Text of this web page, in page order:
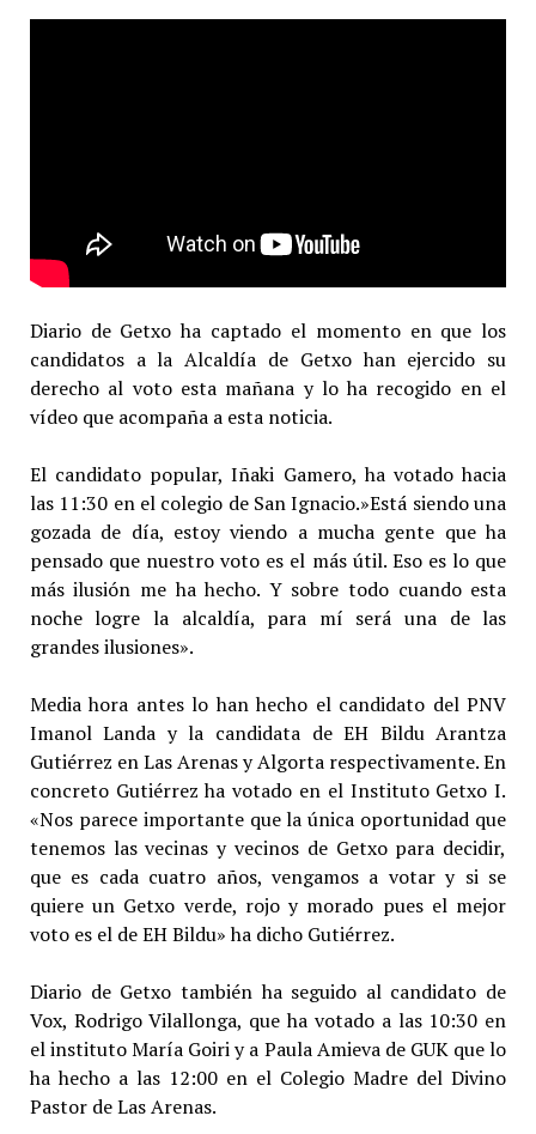
Diario de Getxo ha captado el momento en que los
candidatos a la Alcaldía de Getxo han ejercido su
derecho al voto esta mañana y lo ha recogido en el
vídeo que acompaña a esta noticia.
El candidato popular, Iñaki Gamero, ha votado hacia
las 11:30 en el colegio de San Ignacio.»Está siendo una
gozada de día, estoy viendo a mucha gente que ha
pensado que nuestro voto es el más útil. Eso es lo que
más ilusión me ha hecho. Y sobre todo cuando esta
noche logre la alcaldía, para mí será una de las
grandes ilusiones».
Media hora antes lo han hecho el candidato del PNV
Imanol Landa y la candidata de EH Bildu Arantza
Gutiérrez en Las Arenas y Algorta respectivamente. En
concreto Gutiérrez ha votado en el Instituto Getxo I.
«Nos parece importante que la única oportunidad que
tenemos las vecinas y vecinos de Getxo para decidir,
que es cada cuatro años, vengamos a votar y si se
quiere un Getxo verde, rojo y morado pues el mejor
voto es el de EH Bildu» ha dicho Gutiérrez.
Diario de Getxo también ha seguido al candidato de
Vox, Rodrigo Vilallonga, que ha votado a las 10:30 en
el instituto María Goiri y a Paula Amieva de GUK que lo
ha hecho a las 12:00 en el Colegio Madre del Divino
Pastor de Las Arenas.